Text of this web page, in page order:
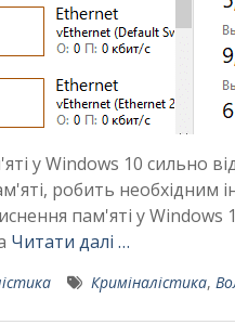
у Windows 10 сильно
робить необхідним
пам'яті у
Читати далі …
Криміналістика,